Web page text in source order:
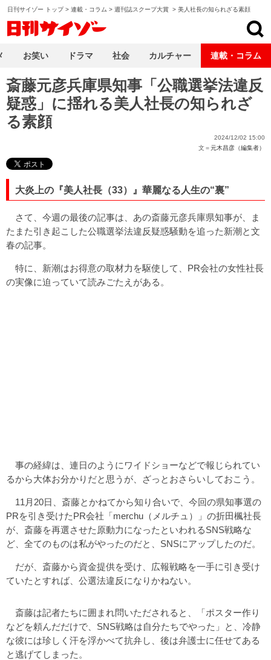
日刊サイゾー トップ> 連載・コラム > 週刊誌スクープ大賞 > 美人社長の知られざる素顔
斎藤元彦兵庫県知事「公職選挙法違反
疑惑」に揺れる美人社長の知られざ
る素顔
2024/12/02 15:00
文＝元木昌彦（編集者）
大炎上の『美人社長（33）』華麗なる人生の“裏”
さて、今週の最後の記事は、あの斎藤元彦兵庫県知事が、ま
たまた引き起こした公職選挙法違反疑惑騒動を追った新潮と文
春の記事。
特に、新潮はお得意の取材力を駆使して、PR会社の女性社長
の実像に迫っていて読みごたえがある。
事の経緯は、連日のようにワイドショーなどで報じられてい
るから大体お分かりだと思うが、ざっとおさらいしておこう。
11月20日、斎藤とかねてから知り合いで、今回の県知事選の
PRを引き受けたPR会社「merchu（メルチュ）」の折田楓社長
が、斎藤を再選させた原動力になったといわれるSNS戦略な
ど、全てのものは私がやったのだと、SNSにアップしたのだ。
だが、斎藤から資金提供を受け、広報戦略を一手に引き受け
ていたとすれば、公選法違反になりかねない。
斎藤は記者たちに囲まれ問いただされると、「ポスター作り
などを頼んだだけで、SNS戦略は自分たちでやった」と、冷静
な彼には珍しく汗を浮かべて抗弁し、後は弁護士に任せてある
と逃げてしまった。
お笑い ドラマ 社会 カルチャー 連載・コラム